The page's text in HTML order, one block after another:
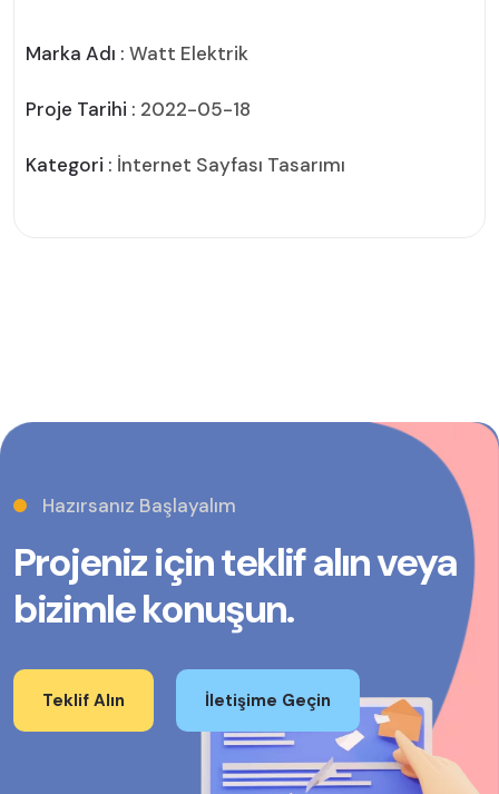
Marka Adı : Watt Elektrik
Proje Tarihi : 2022-05-18
Kategori : İnternet Sayfası Tasarımı
Hazırsanız Başlayalım
Projeniz için teklif alın veya
bizimle konuşun.
Teklif Alın İletişime Geçin